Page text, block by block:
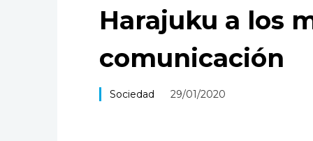
Harajuku a los
comunicación
Sociedad 29/01/2020